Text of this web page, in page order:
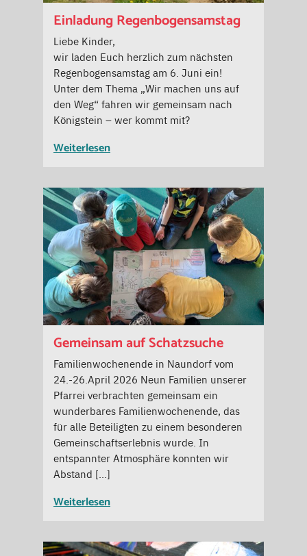
Einladung Regenbogensamstag
Liebe Kinder,
wir laden Euch herzlich zum nächsten
Regenbogensamstag am 6. Juni ein!
Unter dem Thema „Wir machen uns auf
den Weg“ fahren wir gemeinsam nach
Königstein – wer kommt mit?
Weiterlesen
Gemeinsam auf Schatzsuche
Familienwochenende in Naundorf vom
24.-26.April 2026 Neun Familien unserer
Pfarrei verbrachten gemeinsam ein
wunderbares Familienwochenende, das
für alle Beteiligten zu einem besonderen
Gemeinschaftserlebnis wurde. In
entspannter Atmosphäre konnten wir
Abstand […]
Weiterlesen